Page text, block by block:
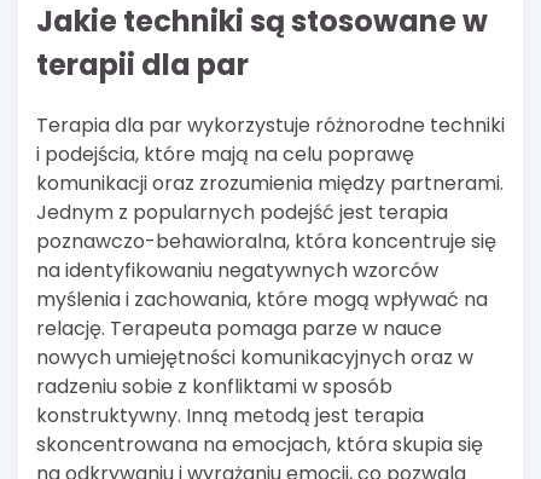
Jakie techniki są stosowane w
terapii dla par
Terapia dla par wykorzystuje różnorodne techniki
i podejścia, które mają na celu poprawę
komunikacji oraz zrozumienia między partnerami.
Jednym z popularnych podejść jest terapia
poznawczo-behawioralna, która koncentruje się
na identyfikowaniu negatywnych wzorców
myślenia i zachowania, które mogą wpływać na
relację. Terapeuta pomaga parze w nauce
nowych umiejętności komunikacyjnych oraz w
radzeniu sobie z konfliktami w sposób
konstruktywny. Inną metodą jest terapia
skoncentrowana na emocjach, która skupia się